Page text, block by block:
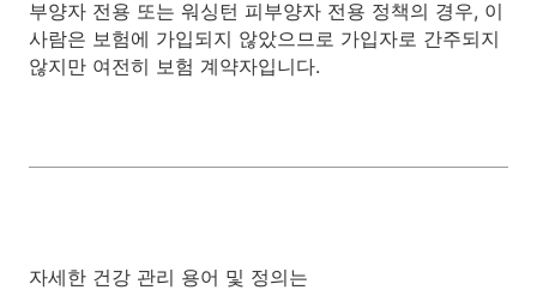
부양자 전용 또는 워싱턴 피부양자 전용 정책의 경우, 이
사람은 보험에 가입되지 않았으므로 가입자로 간주되지
않지만 여전히 보험 계약자입니다.
자세한 건강 관리 용어 및 정의는